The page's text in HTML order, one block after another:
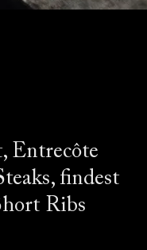
Entrecôte
findest
Ribs